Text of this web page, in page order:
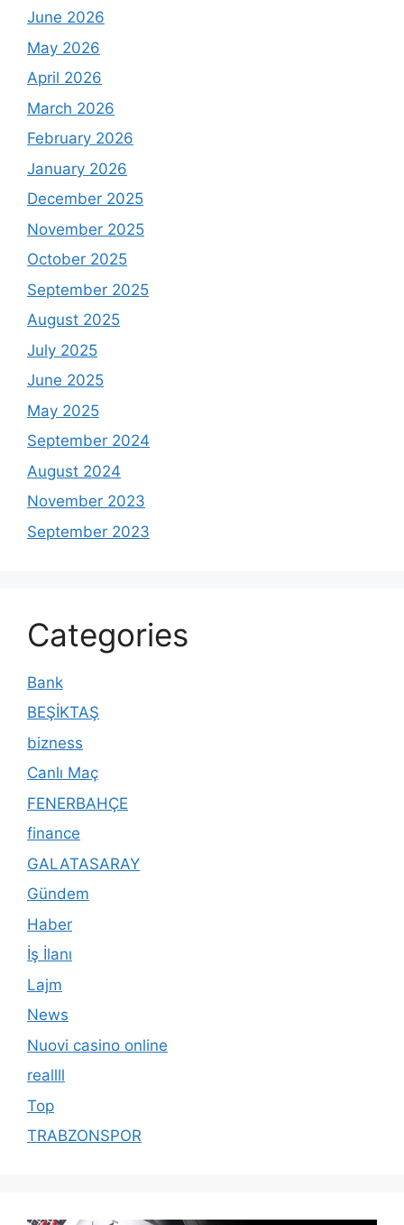
June 2026
May 2026
April 2026
March 2026
February 2026
January 2026
December 2025
November 2025
October 2025
September 2025
August 2025
July 2025
June 2025
May 2025
September 2024
August 2024
November 2023
September 2023
Categories
Bank
BEŞİKTAŞ
bizness
Canlı Maç
FENERBAHÇE
finance
GALATASARAY
Gündem
Haber
İş İlanı
Lajm
News
Nuovi casino online
reallll
Top
TRABZONSPOR